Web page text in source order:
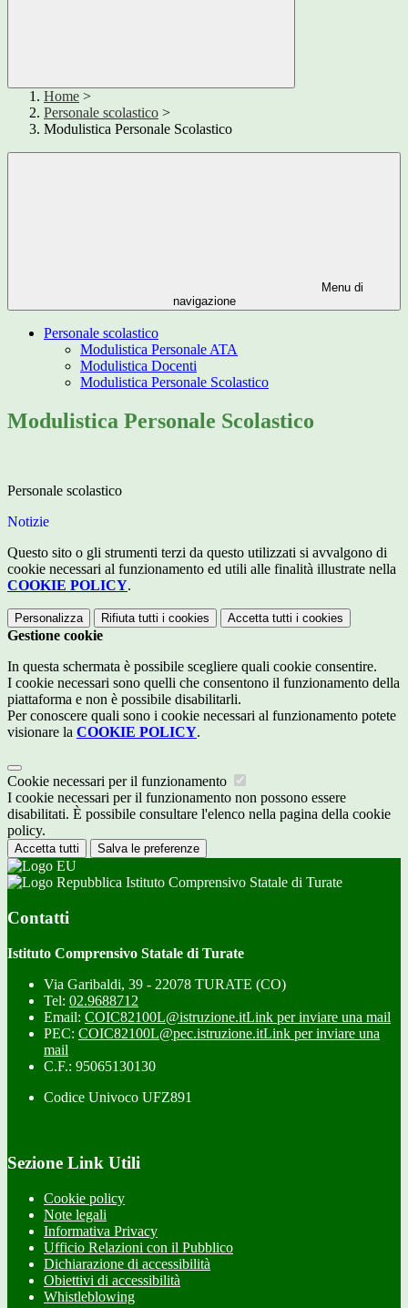
Home >
Personale scolastico >
Modulistica Personale Scolastico
Menu di
navigazione
Personale scolastico
Modulistica Personale ATA
Modulistica Docenti
Modulistica Personale Scolastico
Modulistica Personale Scolastico
Personale scolastico
Notizie
Questo sito o gli strumenti terzi da questo utilizzati si avvalgono di
cookie necessari al funzionamento ed utili alle finalità illustrate nella
COOKIE POLICY.
Personalizza Rifiuta tutti i cookies Accetta tutti i cookies
Gestione cookie
In questa schermata è possibile scegliere quali cookie consentire.
I cookie necessari sono quelli che consentono il funzionamento della
piattaforma e non è possibile disabilitarli.
Per conoscere quali sono i cookie necessari al funzionamento potete
visionare la COOKIE POLICY.
Cookie necessari per il funzionamento
I cookie necessari per il funzionamento non possono essere
disabilitati. È possibile consultare l'elenco nella pagina della cookie
policy.
Accetta tutti Salva le preferenze
Istituto Comprensivo Statale di Turate
Contatti
Istituto Comprensivo Statale di Turate
Via Garibaldi, 39 - 22078 TURATE (CO)
Tel: 02.9688712
Email: COIC82100L@istruzione.itLink per inviare una mail
PEC: COIC82100L@pec.istruzione.itLink per inviare una
mail
C.F.: 95065130130
Codice Univoco UFZ891
Sezione Link Utili
Cookie policy
Note legali
Informativa Privacy
Ufficio Relazioni con il Pubblico
Dichiarazione di accessibilità
Obiettivi di accessibilità
Whistleblowing